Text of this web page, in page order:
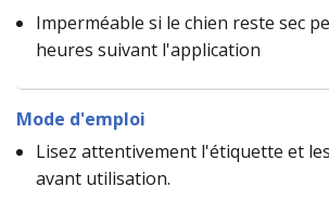
Imperméable si le chien reste sec
heures suivant l'application
Mode d'emploi
Lisez attentivement l'étiquette et
avant utilisation.